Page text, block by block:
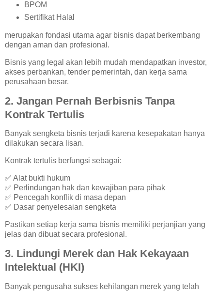
BPOM
Sertifikat Halal
merupakan fondasi utama agar bisnis dapat berkembang
dengan aman dan profesional.
Bisnis yang legal akan lebih mudah mendapatkan investor,
akses perbankan, tender pemerintah, dan kerja sama
perusahaan besar.
2. Jangan Pernah Berbisnis Tanpa
Kontrak Tertulis
Banyak sengketa bisnis terjadi karena kesepakatan hanya
dilakukan secara lisan.
Kontrak tertulis berfungsi sebagai:
✅ Alat bukti hukum
✅ Perlindungan hak dan kewajiban para pihak
✅ Pencegah konflik di masa depan
✅ Dasar penyelesaian sengketa
Pastikan setiap kerja sama bisnis memiliki perjanjian yang
jelas dan dibuat secara profesional.
3. Lindungi Merek dan Hak Kekayaan
Intelektual (HKI)
Banyak pengusaha sukses kehilangan merek yang telah